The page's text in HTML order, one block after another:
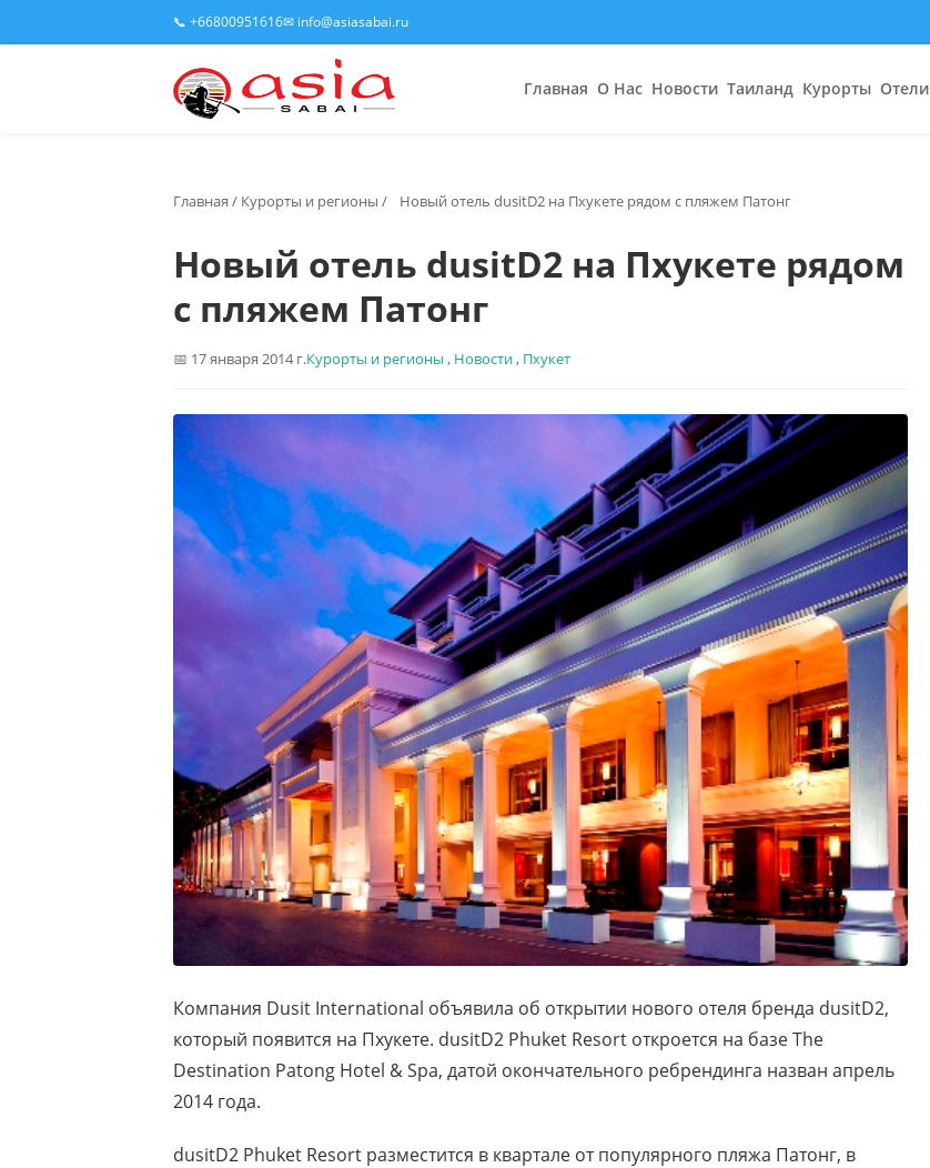
📞 +66800951616✉ info@asiasabai.ru
Главная О Нас Новости Таиланд Курорты Отели
Главная / Курорты и регионы / Новый отель dusitD2 на Пхукете рядом с пляжем Патонг
Новый отель dusitD2 на Пхукете рядом
с пляжем Патонг
17 января 2014 г.Курорты и регионы , Новости, Пхукет
Компания Dusit International объявила об открытии нового отеля бренда dusitD2,
который появится на Пхукете. dusitD2 Phuket Resort откроется на базе The
Destination Patong Hotel & Spa, датой окончательного ребрендинга назван апрель
2014 года.
dusitD2 Phuket Resort разместится в квартале от популярного пляжа Патонг, в